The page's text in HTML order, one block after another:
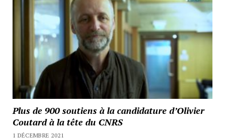
Plus de 900 soutiens à la candidature d’Olivier
Coutard à la tête du CNRS
1 DÉCEMBRE 2021